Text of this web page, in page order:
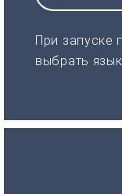
При запуске
выбрать